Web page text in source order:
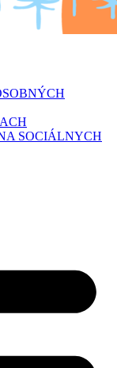
SOCIÁLNYCH